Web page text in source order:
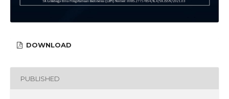
DOWNLOAD
PUBLISHED